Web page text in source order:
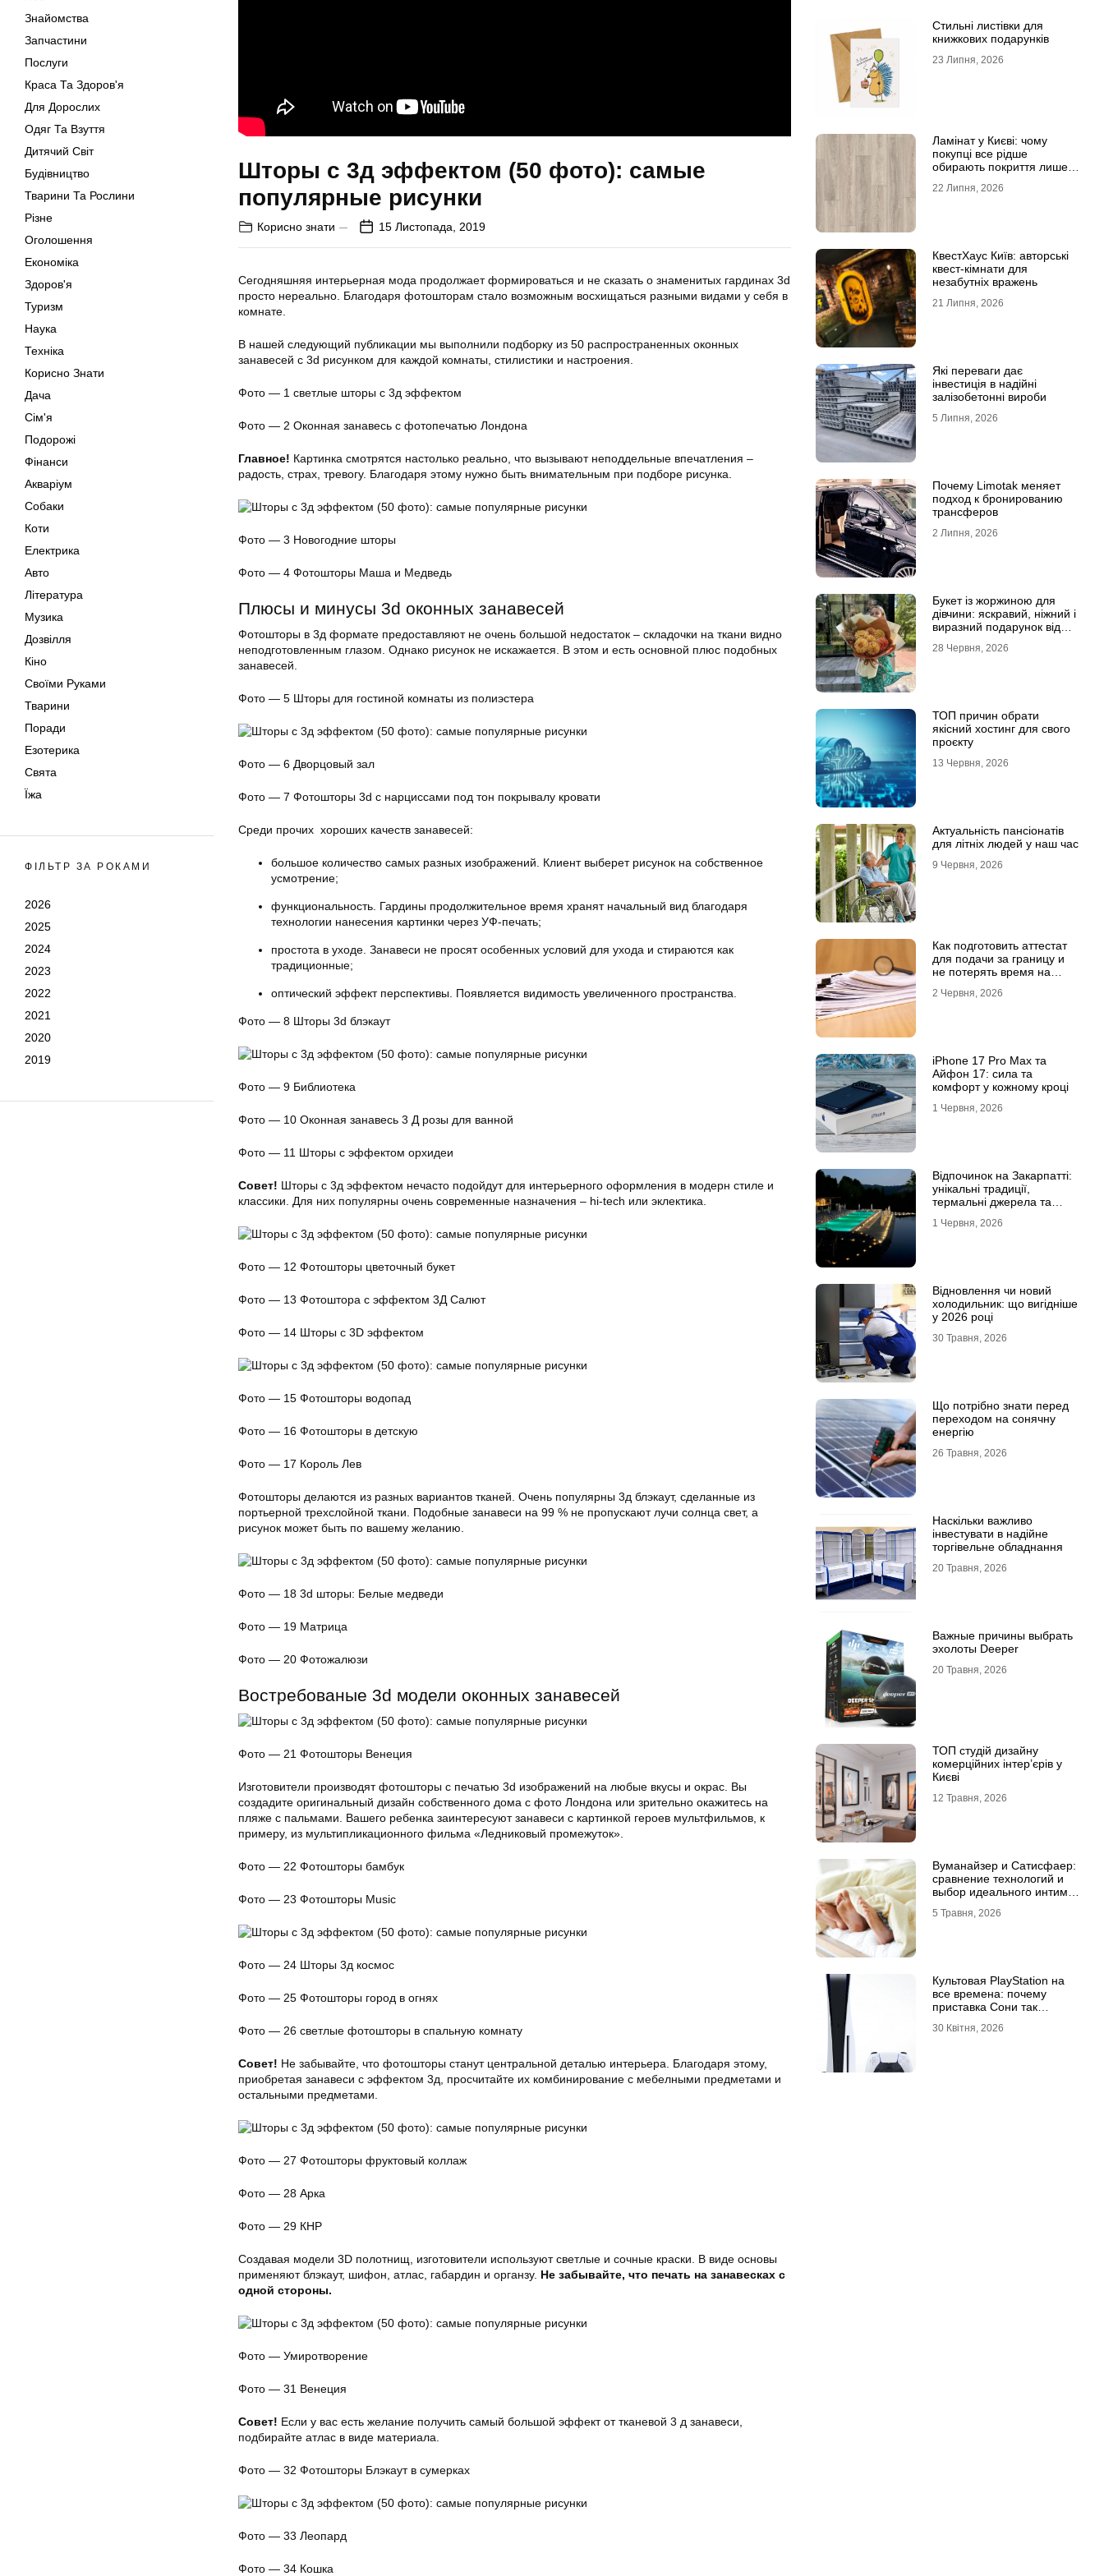
Знайомства
Запчастини
Послуги
Краса Та Здоров'я
Для Дорослих
Одяг Та Взуття
Дитячий Світ
Будівництво
Тварини Та Рослини
Різне
Оголошення
Економіка
Здоров'я
Туризм
Наука
Техніка
Корисно Знати
Дача
Сім'я
Подорожі
Фінанси
Акваріум
Собаки
Коти
Електрика
Авто
Література
Музика
Дозвілля
Кіно
Своїми Руками
Тварини
Поради
Езотерика
Свята
Їжа
ФІЛЬТР ЗА РОКАМИ
2026
2025
2024
2023
2022
2021
2020
2019
Шторы с 3д эффектом (50 фото): самые
популярные рисунки
Корисно знати 15 Листопада, 2019
Сегодняшняя интерьерная мода продолжает формироваться и не сказать о знаменитых гардинах 3d
просто нереально. Благодаря фотошторам стало возможным восхищаться разными видами у себя в
комнате.
В нашей следующий публикации мы выполнили подборку из 50 распространенных оконных
занавесей с 3d рисунком для каждой комнаты, стилистики и настроения.
Фото — 1 светлые шторы с 3д эффектом
Фото — 2 Оконная занавесь с фотопечатью Лондона
Главное! Картинка смотрятся настолько реально, что вызывают неподдельные впечатления –
радость, страх, тревогу. Благодаря этому нужно быть внимательным при подборе рисунка.
Фото — 3 Новогодние шторы
Фото — 4 Фотошторы Маша и Медведь
Плюсы и минусы 3d оконных занавесей
Фотошторы в 3д формате предоставляют не очень большой недостаток – складочки на ткани видно
неподготовленным глазом. Однако рисунок не искажается. В этом и есть основной плюс подобных
занавесей.
Фото — 5 Шторы для гостиной комнаты из полиэстера
Фото — 6 Дворцовый зал
Фото — 7 Фотошторы 3d с нарциссами под тон покрывалу кровати
Среди прочих хороших качеств занавесей:
большое количество самых разных изображений. Клиент выберет рисунок на собственное
усмотрение;
функциональность. Гардины продолжительное время хранят начальный вид благодаря
технологии нанесения картинки через УФ-печать;
простота в уходе. Занавеси не просят особенных условий для ухода и стираются как
традиционные;
оптический эффект перспективы. Появляется видимость увеличенного пространства.
Фото — 8 Шторы 3d блэкаут
Фото — 9 Библиотека
Фото — 10 Оконная занавесь 3 Д розы для ванной
Фото — 11 Шторы с эффектом орхидеи
Совет! Шторы с 3д эффектом нечасто подойдут для интерьерного оформления в модерн стиле и
классики. Для них популярны очень современные назначения – hi-tech или эклектика.
Фото — 12 Фотошторы цветочный букет
Фото — 13 Фотоштора с эффектом 3Д Салют
Фото — 14 Шторы с 3D эффектом
Фото — 15 Фотошторы водопад
Фото — 16 Фотошторы в детскую
Фото — 17 Король Лев
Фотошторы делаются из разных вариантов тканей. Очень популярны 3д блэкаут, сделанные из
портьерной трехслойной ткани. Подобные занавеси на 99 % не пропускают лучи солнца свет, а
рисунок может быть по вашему желанию.
Фото — 18 3d шторы: Белые медведи
Фото — 19 Матрица
Фото — 20 Фотожалюзи
Востребованые 3d модели оконных занавесей
Фото — 21 Фотошторы Венеция
Изготовители производят фотошторы с печатью 3d изображений на любые вкусы и окрас. Вы
создадите оригинальный дизайн собственного дома с фото Лондона или зрительно окажитесь на
пляже с пальмами. Вашего ребенка заинтересуют занавеси с картинкой героев мультфильмов, к
примеру, из мультипликационного фильма «Ледниковый промежуток».
Фото — 22 Фотошторы бамбук
Фото — 23 Фотошторы Music
Фото — 24 Шторы 3д космос
Фото — 25 Фотошторы город в огнях
Фото — 26 светлые фотошторы в спальную комнату
Совет! Не забывайте, что фотошторы станут центральной деталью интерьера. Благодаря этому,
приобретая занавеси с эффектом 3д, просчитайте их комбинирование с мебелными предметами и
остальными предметами.
Фото — 27 Фотошторы фруктовый коллаж
Фото — 28 Арка
Фото — 29 КНР
Создавая модели 3D полотнищ, изготовители используют светлые и сочные краски. В виде основы
применяют блэкаут, шифон, атлас, габардин и органзу. Не забывайте, что печать на занавесках с
одной стороны.
Фото — Умиротворение
Фото — 31 Венеция
Совет! Если у вас есть желание получить самый большой эффект от тканевой 3 д занавеси,
подбирайте атлас в виде материала.
Фото — 32 Фотошторы Блэкаут в сумерках
Фото — 33 Леопард
Фото — 34 Кошка
Стильні листівки для
книжкових подарунків
23 Липня, 2026
Ламінат у Києві: чому
покупці все рідше
обирають покриття лише
22 Липня, 2026
КвестХаус Київ: авторські
квест-кімнати для
незабутніх вражень
21 Липня, 2026
Які переваги дає
інвестиція в надійні
залізобетонні вироби
5 Липня, 2026
Почему Limotak меняет
подход к бронированию
трансферов
2 Липня, 2026
Букет із жоржиною для
дівчини: яскравий, ніжний і
виразний подарунок від
28 Червня, 2026
ТОП причин обрати
якісний хостинг для свого
проєкту
13 Червня, 2026
Актуальність пансіонатів
для літніх людей у наш час
9 Червня, 2026
Как подготовить аттестат
для подачи за границу и
не потерять время на
2 Червня, 2026
iPhone 17 Pro Max та
Айфон 17: сила та
комфорт у кожному кроці
1 Червня, 2026
Відпочинок на Закарпатті:
унікальні традиції,
термальні джерела та
1 Червня, 2026
Відновлення чи новий
холодильник: що вигідніше
у 2026 році
30 Травня, 2026
Що потрібно знати перед
переходом на сонячну
енергію
26 Травня, 2026
Наскільки важливо
інвестувати в надійне
торгівельне обладнання
20 Травня, 2026
Важные причины выбрать
эхолоты Deeper
20 Травня, 2026
ТОП студій дизайну
комерційних інтер’єрів у
Києві
12 Травня, 2026
Вуманайзер и Сатисфаер:
сравнение технологий и
выбор идеального интим-
5 Травня, 2026
Культовая PlayStation на
все времена: почему
приставка Сони так
30 Квітня, 2026